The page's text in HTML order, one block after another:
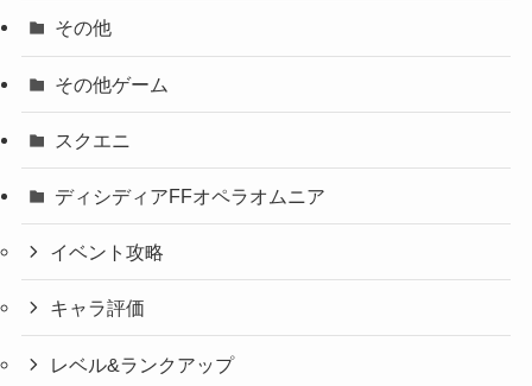
その他
その他ゲーム
スクエニ
ディシディアFFオペラオムニア
イベント攻略
キャラ評価
レベル&ランクアップ